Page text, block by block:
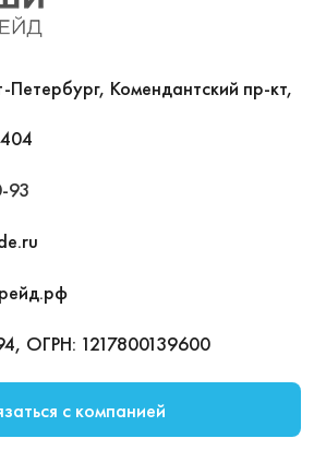
Петербург, Комендантский пр-кт,
93
ОГРН: 1217800139600
с компанией